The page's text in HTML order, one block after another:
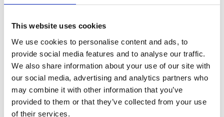
This website uses cookies
We use cookies to personalise content and ads, to
provide social media features and to analyse our traffic.
We also share information about your use of our site with
our social media, advertising and analytics partners who
may combine it with other information that you’ve
provided to them or that they’ve collected from your use
of their services.
Gratis verzending vanaf €50,-
Verzending €5,95 Nederland
Verzending €7,95 België
In winkelwagen
Gerelateerde producten